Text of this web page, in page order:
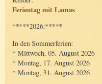
Ferientag mit Lamas
*****2026:*****
In den Sommerferien:
* Mittwoch, 05. August 2026
* Montag, 17. August 2026
* Montag, 31. August 2026